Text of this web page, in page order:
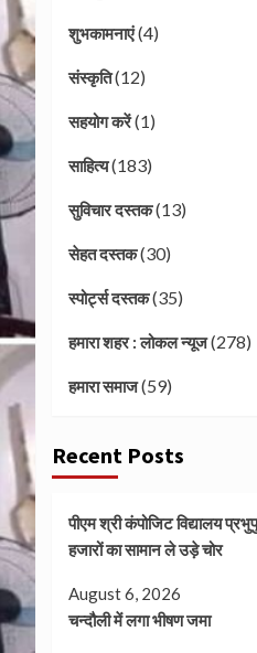
शुभकामनाएं(4)
संस्कृति(12)
सहयोग करें(1)
साहित्य(183)
सुविचार दस्तक(13)
सेहत दस्तक(30)
स्पोर्ट्स दस्तक(35)
हमारा शहर : लोकल न्यूज(278)
हमारा समाज(59)
Recent Posts
पीएम श्री कंपोजिट विद्यालय
हजारों का सामान ले उड़े चोर
August 6, 2026
चन्दौली में लगा भीषण जमा